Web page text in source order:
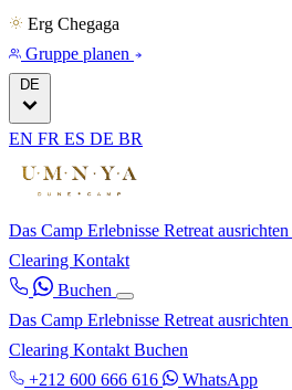
Erg Chegaga
Gruppe planen
DE
EN FR ES DE BR
Das Camp Erlebnisse Retreat ausrichten
Clearing Kontakt
Buchen
Das Camp Erlebnisse Retreat ausrichten
Clearing Kontakt Buchen
+212 600 666 616
WhatsApp